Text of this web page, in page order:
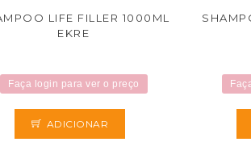
LIFE FILLER 1000ML
EKRE
Faça login para ver o preço
ADICIONAR